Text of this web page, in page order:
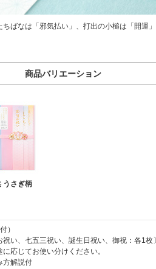
ばなは「邪気払い」、打出の小槌は「開運
商品バリエーション
うさぎ柄
）
祝い、七五三祝い、誕生日祝い、御祝：各1枚
応じてお使い分けください。
方解説付